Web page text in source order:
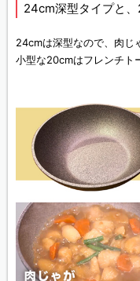
24cm深型タイプと
24cmは深型なので、肉じ
小型な20cmはフレンチト